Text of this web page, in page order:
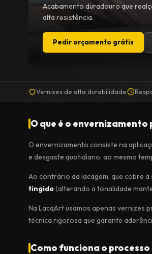
Acabamento duradouro que
alta resistência.
Pedir orçamento grátis
Vernizes de alta durabilidade
O que é o
O envernizamento consiste na
e desgaste quotidiano, ao mesmo
Ao contrário da lacagem, que cobre
tingido(alterando a tonalidade
Na LacqArt usamos apenas vernizes
técnica rigorosa que garante
Como funciona o processo